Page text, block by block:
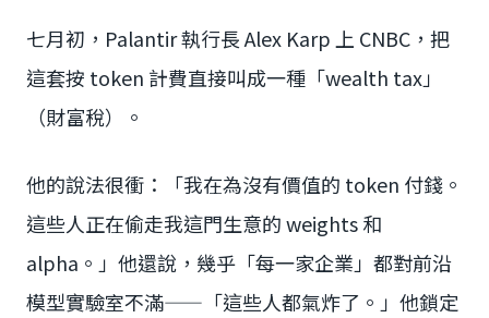
七月初，Palantir 執行長 Alex Karp 上 CNBC，把
這套按 token 計費直接叫成一種「wealth tax」
（財富稅）。
他的說法很衝：「我在為沒有價值的 token 付錢。
這些人正在偷走我這門生意的 weights 和
alpha。」他還說，幾乎「每一家企業」都對前沿
模型實驗室不滿——「這些人都氣炸了。」他鎖定